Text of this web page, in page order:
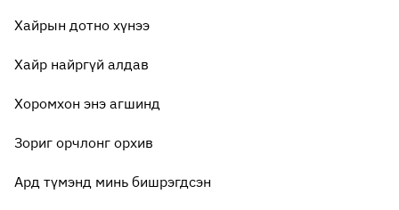
Хайрын дотно хүнээ
Хайр найргүй алдав
Хоромхон энэ агшинд
Зориг орчлонг орхив
Ард түмэнд минь бишрэгдсэн